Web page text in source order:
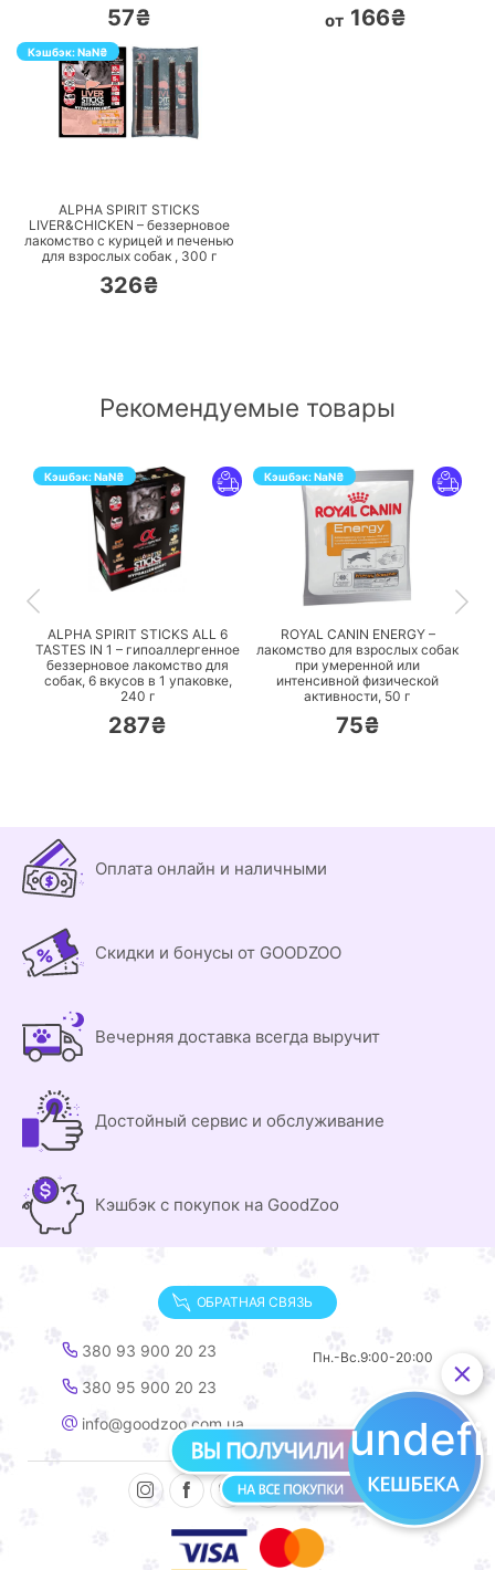
57₴ от 166₴
Кэшбэк:NaN₴
ALPHA SPIRIT STICKS
LIVER&CHICKEN – беззерновое
лакомство с курицей и печенью
для взрослых собак , 300 г
326₴
Рекомендуемые товары
Кэшбэк:NaN₴
ПЕРЕЙТИ
ALPHA SPIRIT STICKS ALL 6
TASTES IN 1 – гипоаллергенное
беззерновое лакомство для
собак, 6 вкусов в 1 упаковке,
240 г
287₴
Кэшбэк:NaN₴
ПЕРЕЙТИ
ROYAL CANIN ENERGY –
лакомство для взрослых собак
при умеренной или
интенсивной физической
активности, 50 г
75₴
Оплата онлайн и наличными
Скидки и бонусы от GOODZOO
Вечерняя доставка всегда выручит
Достойный сервис и обслуживание
Кэшбэк с покупок на GoodZoo
ОБРАТНАЯ СВЯЗЬ
380 93 900 20 23
380 95 900 20 23
info@goodzoo.com.ua
Пн.-Вс.9:00-20:00